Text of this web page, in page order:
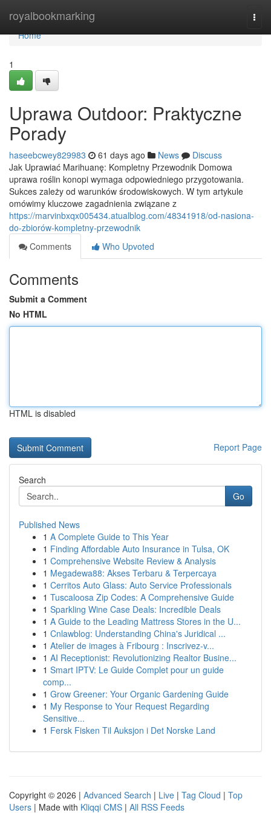
royalbookmarking
Home
Home
1
Uprawa Outdoor: Praktyczne
Porady
haseebcwey829983 61 days ago News
Discuss
Jak Uprawiać Marihuanę: Kompletny Przewodnik Domowa
uprawa roślin konopi wymaga odpowiedniego przygotowania.
Sukces zależy od warunków środowiskowych. W tym artykule
omówimy kluczowe zagadnienia związane z
https://marvinbxqx005434.atualblog.com/48341918/od-nasiona-
do-zbiorów-kompletny-przewodnik
Comments
Who Upvoted
Comments
Submit a Comment
No HTML
HTML is disabled
Report Page
Search
Go
Published News
1 A Complete Guide to This Year
1 Finding Affordable Auto Insurance in Tulsa, OK
1 Comprehensive Website Review & Analysis
1 Megadewa88: Akses Terbaru & Terpercaya
1 Cerritos Auto Glass: Auto Service Professionals
1 Tuscaloosa Zip Codes: A Comprehensive Guide
1 Sparkling Wine Case Deals: Incredible Deals
1 A Guide to the Leading Mattress Stores in the U...
1 Cnlawblog: Understanding China's Juridical ...
1 Atelier de images à Fribourg : Inscrivez-v...
1 AI Receptionist: Revolutionizing Realtor Busine...
1 Smart IPTV: Le Guide Complet pour un guide
comp...
1 Grow Greener: Your Organic Gardening Guide
1 My Response to Your Request Regarding
Sensitive...
1 Fersk Fisken Til Auksjon i Det Norske Land
Copyright © 2026 | Advanced Search | Live | Tag Cloud | Top
Users | Made with Kliqqi CMS | All RSS Feeds